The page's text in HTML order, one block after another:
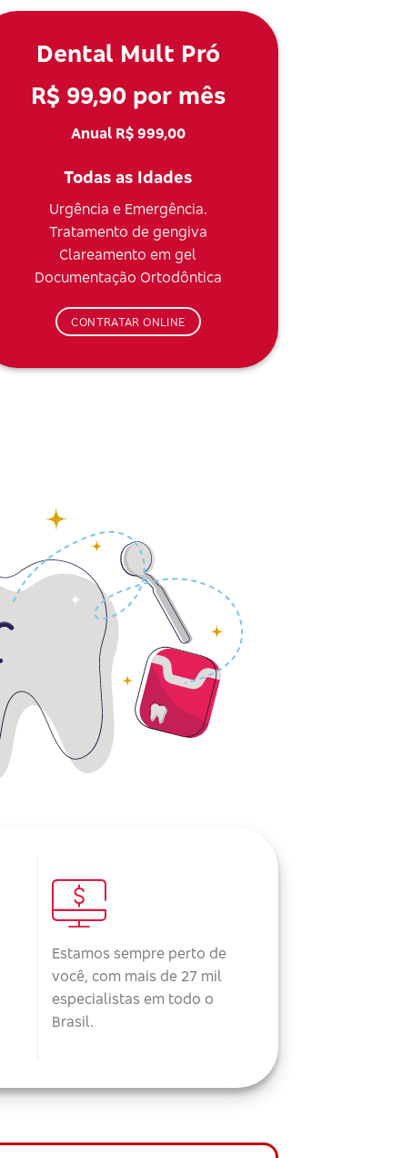
Dental Mult Pró
R$ 99,90 por mês
Anual R$ 999,00
Todas as Idades
Urgência e Emergência.
Tratamento de gengiva
Clareamento em gel
Documentação Ortodôntica
CONTRATAR ONLINE
Estamos sempre perto de
você, com mais de 27 mil
especialistas em todo o
Brasil.